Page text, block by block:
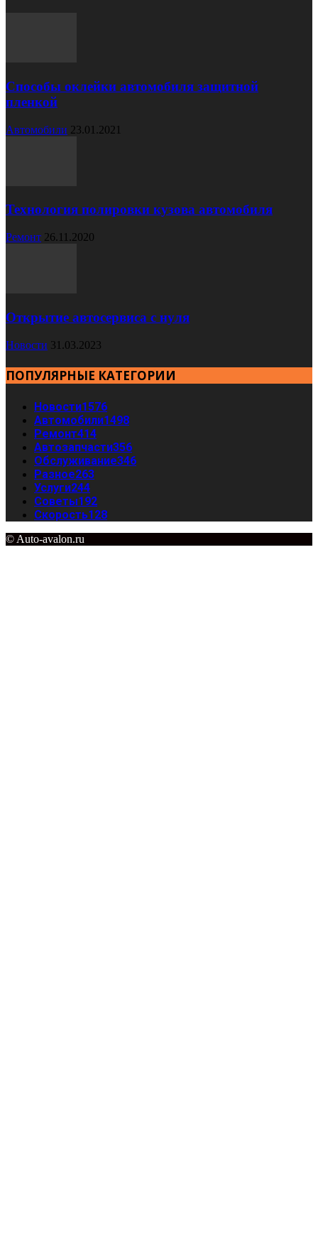
Способы оклейки автомобиля защитной
пленкой
Автомобили 23.01.2021
Технология полировки кузова автомобиля
Ремонт 26.11.2020
Открытие автосервиса с нуля
Новости 31.03.2023
ПОПУЛЯРНЫЕ КАТЕГОРИИ
Новости1576
Автомобили1498
Ремонт414
Автозапчасти356
Обслуживание346
Разное263
Услуги244
Советы192
Скорость128
© Auto-avalon.ru